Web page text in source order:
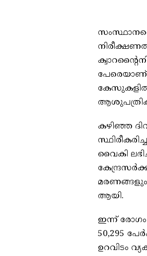
പേരെയാണ്
കഴിഞ്ഞ
വൈകി
മരണങ്ങളും
ആയി.
ഇന്ന് രോഗം
50,295
ഉറവിടം